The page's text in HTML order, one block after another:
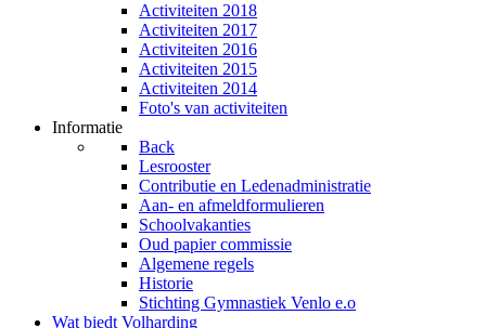
Activiteiten 2018
Activiteiten 2017
Activiteiten 2016
Activiteiten 2015
Activiteiten 2014
Foto's van activiteiten
Informatie
Back
Lesrooster
Contributie en Ledenadministratie
Aan- en afmeldformulieren
Schoolvakanties
Oud papier commissie
Algemene regels
Historie
Stichting Gymnastiek Venlo e.o
Wat biedt Volharding